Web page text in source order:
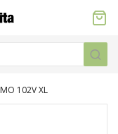
102V XL